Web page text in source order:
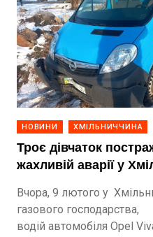
НОВИНИ ХМІЛЬНИЧЧИНА
Троє дівчаток
жахливій аварії у
Вчора, 9 лютого у
газового господарства,
водій автомобіля Opel